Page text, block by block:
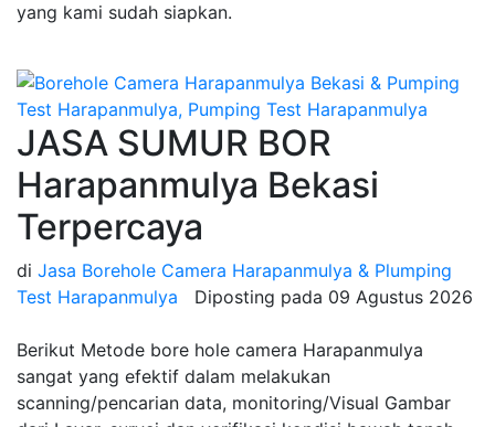
yang kami sudah siapkan.
JASA SUMUR BOR
Harapanmulya Bekasi
Terpercaya
di Jasa Borehole Camera Harapanmulya & Plumping
Test Harapanmulya
Diposting pada 09 Agustus 2026
Berikut Metode bore hole camera Harapanmulya
sangat yang efektif dalam melakukan
scanning/pencarian data, monitoring/Visual Gambar